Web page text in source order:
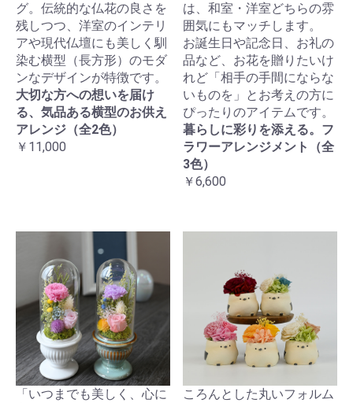
グ。伝統的な仏花の良さを
残しつつ、洋室のインテリ
アや現代仏壇にも美しく馴
染む横型（長方形）のモダ
ンなデザインが特徴です。
大切な方への想いを届け
る、気品ある横型のお供え
アレンジ（全2色）
￥11,000
は、和室・洋室どちらの雰
囲気にもマッチします。
お誕生日や記念日、お礼の
品など、お花を贈りたいけ
れど「相手の手間にならな
いものを」とお考えの方に
ぴったりのアイテムです。
暮らしに彩りを添える。フ
ラワーアレンジメント（全
3色）
￥6,600
「いつまでも美しく、心に
ころんとした丸いフォルム